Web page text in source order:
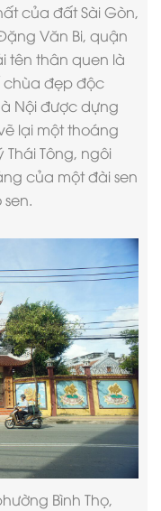
của đất Sài Gòn,
Văn Bi, quận
tên thân quen là
chùa đẹpđộc
Nội được dựng
lại một thoáng
Tông, ngôi
của một đài sen
Bình Thọ,